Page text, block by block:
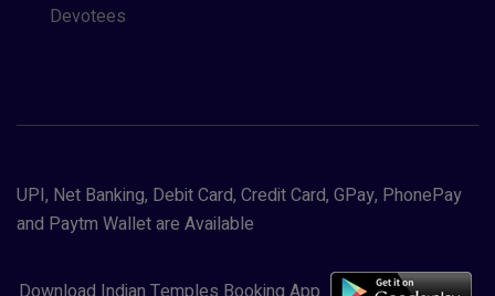
Devotees
UPI, Net Banking, Debit Card, Credit Card, GPay, PhonePay
and Paytm Wallet are Available